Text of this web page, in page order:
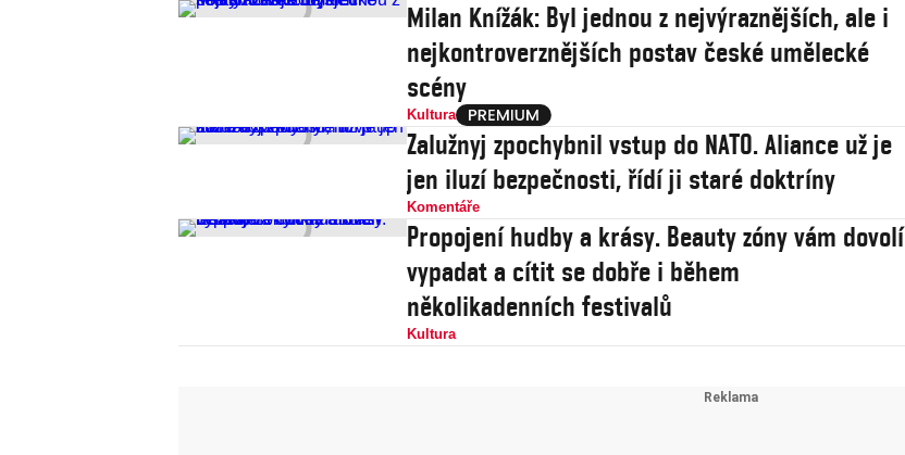
Milan Knížák: Byl jednou z nejvýraznějších, ale i
nejkontroverznějších postav české umělecké
scény
Kultura
Zalužnyj zpochybnil vstup do NATO. Aliance už je
jen iluzí bezpečnosti, řídí ji staré doktríny
Komentáře
Propojení hudby a krásy. Beauty zóny vám dovolí
vypadat a cítit se dobře i během
několikadenních festivalů
Kultura